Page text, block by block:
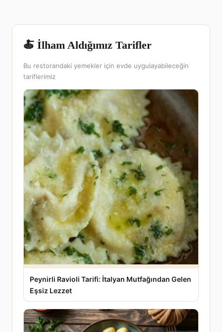
🍝 İlham Aldığımız Tarifler
Bu restorandaki yemekler için evde uygulayabileceğin
tariflerimiz
Peynirli Ravioli Tarifi: İtalyan Mutfağından Gelen
Eşsiz Lezzet